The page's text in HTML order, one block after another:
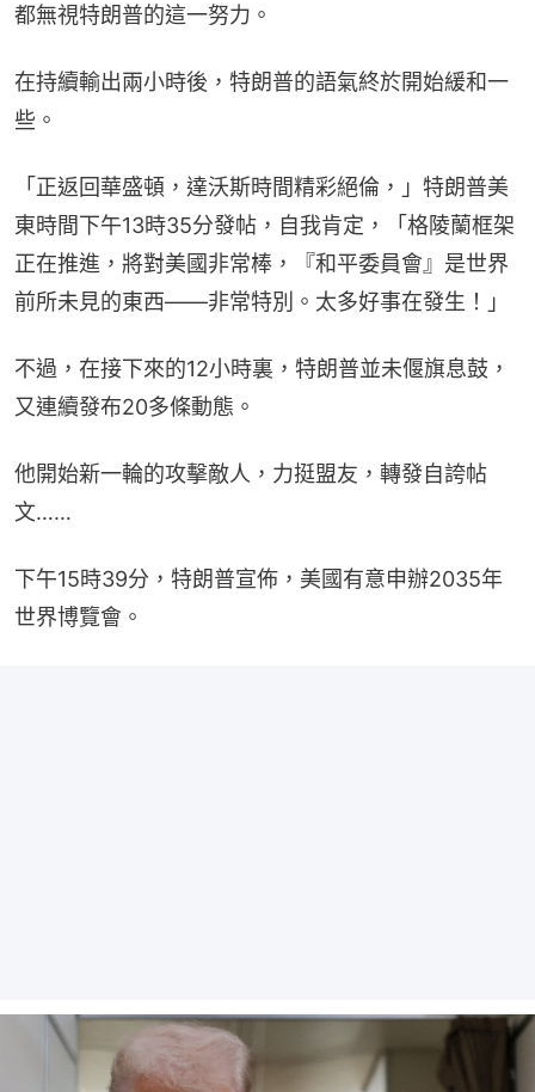
都無視特朗普的這一努力。
在持續輸出兩小時後，特朗普的語氣終於開始緩和一
些。
「正返回華盛頓，達沃斯時間精彩絕倫，」特朗普美
東時間下午13時35分發帖，自我肯定，「格陵蘭框架
正在推進，將對美國非常棒，『和平委員會』是世界
前所未見的東西——非常特別。太多好事在發生！」
不過，在接下來的12小時裏，特朗普並未偃旗息鼓，
又連續發布20多條動態。
他開始新一輪的攻擊敵人，力挺盟友，轉發自誇帖
文……
下午15時39分，特朗普宣佈，美國有意申辦2035年
世界博覽會。